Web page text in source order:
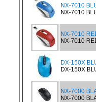
NX-7010
NX-7010
NX-7010
NX-7010
DX-150X
DX-150X
NX-7000
NX-7000